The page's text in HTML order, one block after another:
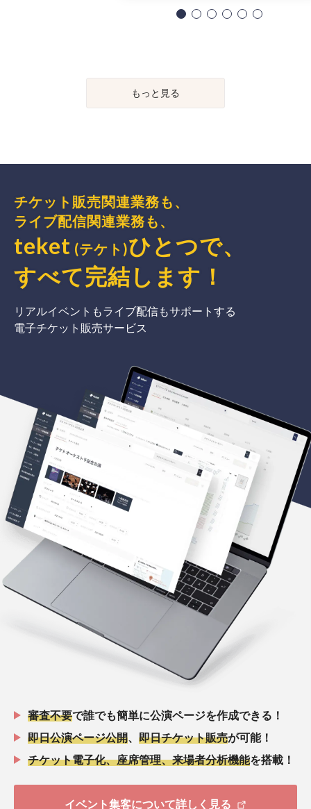
もっと見る
チケット販売関連業務も、
ライブ配信関連業務も、
teket (テケト)ひとつで、
すべて完結 します ！
リアルイベントもライブ配信もサポートする
電子チケット販売サービス
審査不要で誰でも簡単に公演ページを作成できる！
即日公演ページ公開
即日チケット販売が可能！
チケット電子化、座席管理、来場者分析機能を搭載！
イベント集客について詳しく見る